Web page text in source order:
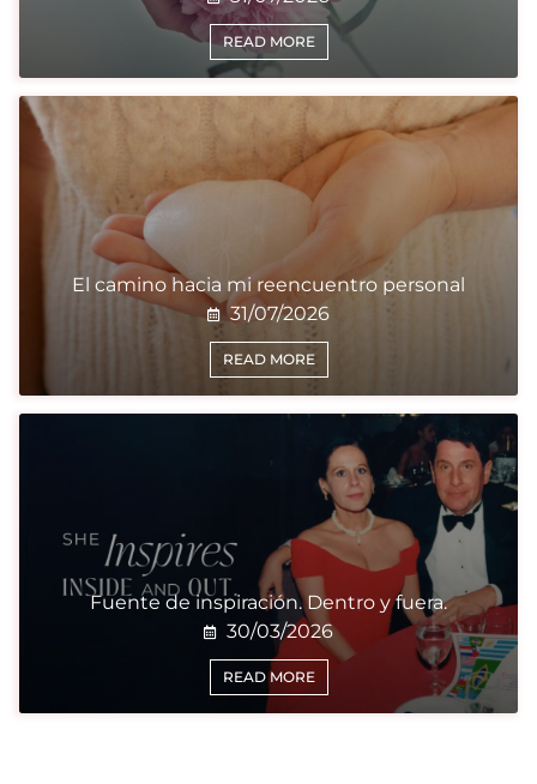
READ MORE
El camino hacia mi reencuentro personal
31/07/2026
READ MORE
Fuente de inspiración. Dentro y fuera.
30/03/2026
READ MORE